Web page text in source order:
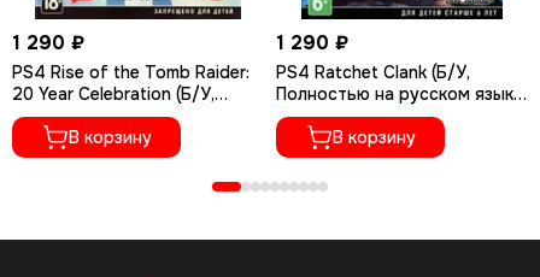
1 290 ₽
PS4 Rise of the Tomb Raider:
20 Year Celebration (Б/У,
Полностью на русском языке,
CUSA-05716)
В корзину
1 290 ₽
PS4 Ratchet Сlank (Б/У,
Полностью на русском языке,
CUSA-01073)
В корзину